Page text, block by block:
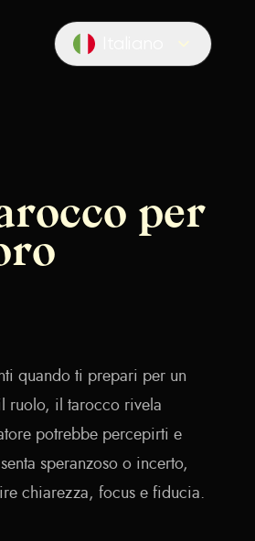
Locale switcher
per
quando ti prepari per un
ruolo, il tarocco rivela
potrebbe percepirti e
speranzoso o incerto,
chiarezza, focus e fiducia.